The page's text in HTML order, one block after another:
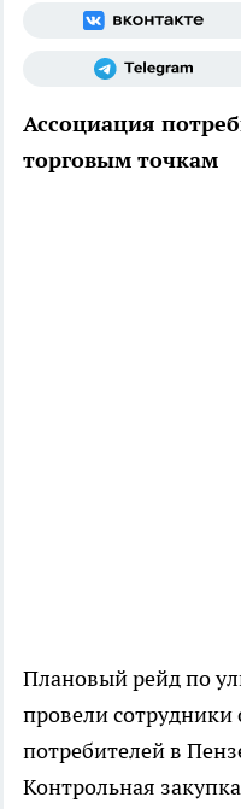
Ассоциация
торговым точкам
Плановый рейд по
провели сотрудники
потребителей в
Контрольная